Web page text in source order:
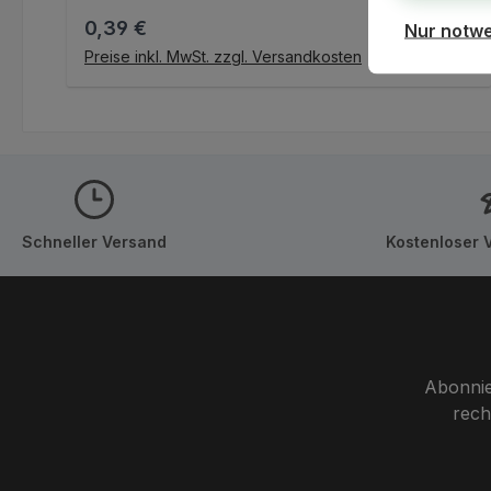
Regulärer Preis:
0,39 €
Preise inkl. MwSt. zzgl. Versandkosten
Schneller Versand Kostenloser
Nur